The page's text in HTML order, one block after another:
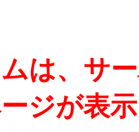
は、サ
ジが表